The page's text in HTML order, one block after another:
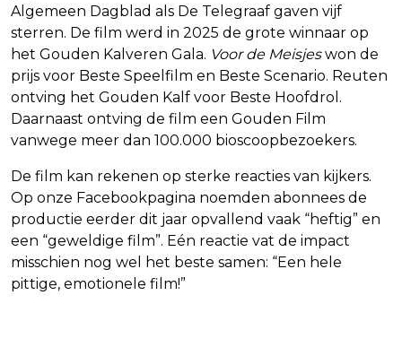
Algemeen Dagblad als De Telegraaf gaven vijf
sterren. De film werd in 2025 de grote winnaar op
het Gouden Kalveren Gala. Voor de Meisjeswon de
prijs voor Beste Speelfilm en Beste Scenario. Reuten
ontving het Gouden Kalf voor Beste Hoofdrol.
Daarnaast ontving de film een Gouden Film
vanwege meer dan 100.000 bioscoopbezoekers.
De film kan rekenen op sterke reacties van kijkers.
Op onze Facebookpagina noemden abonnees de
productie eerder dit jaar opvallend vaak “heftig” en
een “geweldige film”. Eén reactie vat de impact
misschien nog wel het beste samen: “Een hele
pittige, emotionele film!”